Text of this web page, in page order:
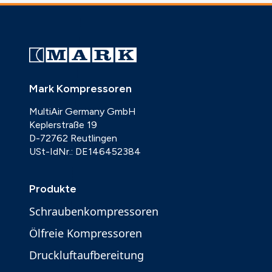
Mark Kompressoren
MultiAir Germany GmbH
Keplerstraße 19
D-72762 Reutlingen
USt-IdNr.: DE146452384
Produkte
Schraubenkompressoren
Ölfreie Kompressoren
Druckluftaufbereitung